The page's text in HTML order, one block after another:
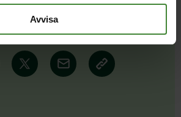
Avvisa
sida och hjälp oss
vårt budskap